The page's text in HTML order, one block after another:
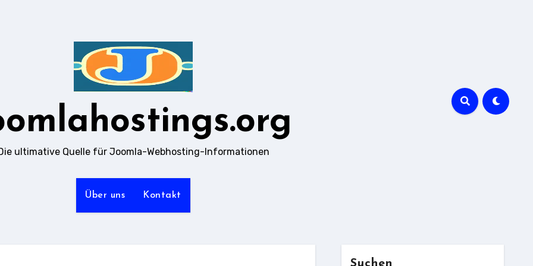
ultimative Quelle für Joomla-Webhosting-Informationen
Über uns Kontakt
Suchen